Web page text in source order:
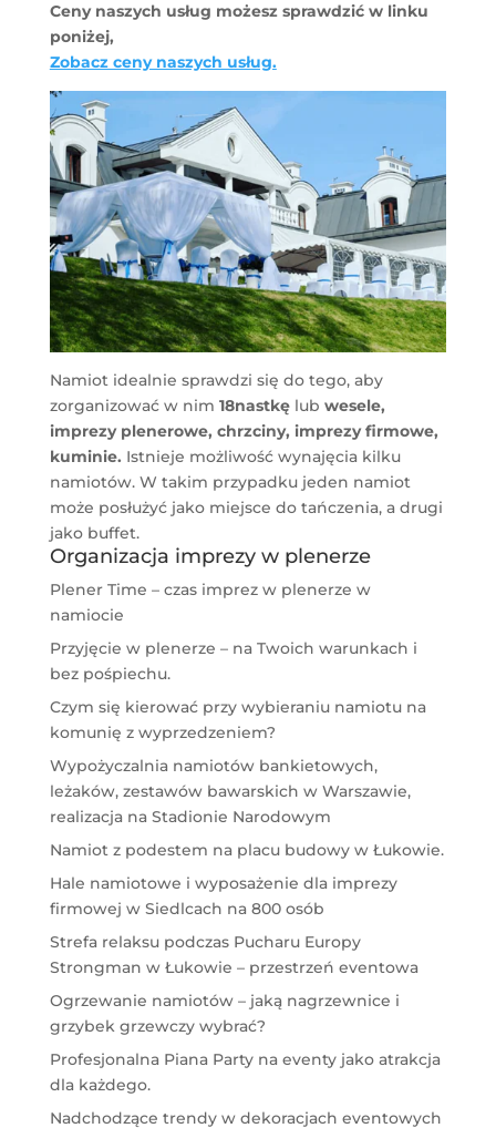
Ceny naszych usług możesz sprawdzić w linku
poniżej,
Zobacz ceny naszych usług.
Namiot idealnie sprawdzi się do tego, aby
zorganizować w nim 18nastkęlub wesele,
imprezy plenerowe, chrzciny, imprezy firmowe,
kuminie. Istnieje możliwość wynajęcia kilku
namiotów. W takim przypadku jeden namiot
może posłużyć jako miejsce do tańczenia, a drugi
jako buffet.
Organizacja imprezy w plenerze
Plener Time – czas imprez w plenerze w
namiocie
Przyjęcie w plenerze – na Twoich warunkach i
bez pośpiechu.
Czym się kierować przy wybieraniu namiotu na
komunię z wyprzedzeniem?
Wypożyczalnia namiotów bankietowych,
leżaków, zestawów bawarskich w Warszawie,
realizacja na Stadionie Narodowym
Namiot z podestem na placu budowy w Łukowie.
Hale namiotowe i wyposażenie dla imprezy
firmowej w Siedlcach na 800 osób
Strefa relaksu podczas Pucharu Europy
Strongman w Łukowie – przestrzeń eventowa
Ogrzewanie namiotów – jaką nagrzewnice i
grzybek grzewczy wybrać?
Profesjonalna Piana Party na eventy jako atrakcja
dla każdego.
Nadchodzące trendy w dekoracjach eventowych